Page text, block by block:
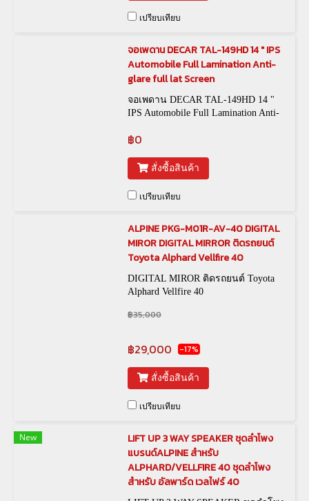
เปรียบเทียบ
จอเพดาน DECAR TAL-149HD 14 " IPS
Automobile Full Lamination Anti-
glare full lat Screen
จอเพดาน DECAR TAL-149HD 14 "
IPS Automobile Full Lamination Anti-
฿0
สั่งซื้อสินค้า
เปรียบเทียบ
ALPINE PKG-M01R-AV-40 DIGITAL
MIROR DIGITAL MIRROR ติดรถยนต์
Toyota Alphard Vellfire 40
DIGITAL MIROR ติดรถยนต์ Toyota
Alphard Vellfire 40
฿35,000
฿29,000 -17%
สั่งซื้อสินค้า
เปรียบเทียบ
New
LIFT UP 3 WAY SPEAKER ชุดลำโพง
แบรนด์ALPINE สำหรับ
ALPHARD/VELLFIRE 40 ชุดลำโพง
สำหรับ อัลพาร์ด เวลไฟร์ 40